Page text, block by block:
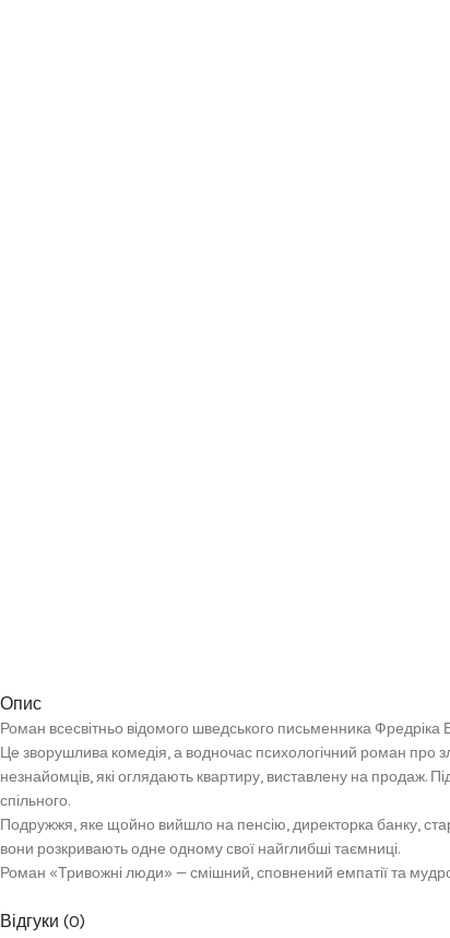
Опис
Роман всесвітньо відомого шведського письменника
Це зворушлива комедія, а водночас психологічний роман про
незнайомців, які оглядають квартиру, виставлену на продаж.
спільного.
Подружжя, яке щойно вийшло на пенсію, директорка банку,
вони розкривають одне одному свої найглибші таємниці.
Роман «Тривожні люди» — смішний, сповнений емпатії та
Відгуки (0)